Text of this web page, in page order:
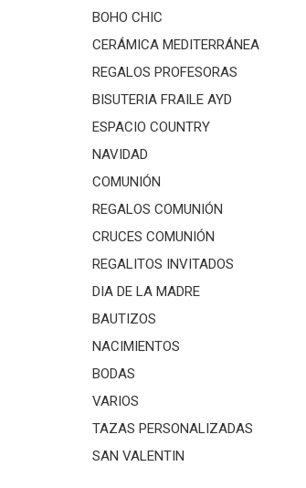
BOHO CHIC
CERÁMICA MEDITERRÁNEA
REGALOS PROFESORAS
BISUTERIA FRAILE AYD
ESPACIO COUNTRY
NAVIDAD
COMUNIÓN
REGALOS COMUNIÓN
CRUCES COMUNIÓN
REGALITOS INVITADOS
DIA DE LA MADRE
BAUTIZOS
NACIMIENTOS
BODAS
VARIOS
TAZAS PERSONALIZADAS
SAN VALENTIN